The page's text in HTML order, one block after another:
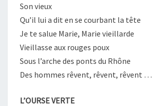
Son vieux
Qu’il lui a dit en se courbant la tête
Je te salue Marie, Marie vieillarde
Vieillasse aux rouges poux
Sous l’arche des ponts du Rhône
Des hommes rêvent, rêvent, rêvent …
L’OURSE VERTE